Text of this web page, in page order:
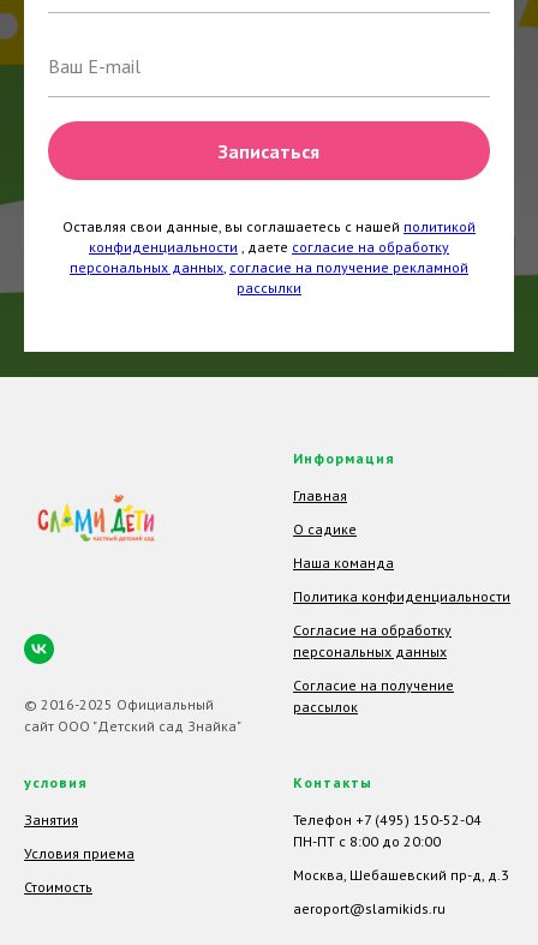
Записаться
Оставляя свои данные, вы соглашаетесь с нашей политикой
конфиденциальности , даете согласие на обработку
персональных данных, согласие на получение рекламной
рассылки
© 2016-2025 Официальный
сайт ООО "Детский сад Знайка"
Информация
Главная
О садике
Наша команда
Политика конфиденциальности
Согласие на обработку
персональных данных
Согласие на получение
рассылок
условия
Занятия
Условия приема
Стоимость
Контакты
Телефон +7 (495) 150-52-04
ПН-ПТ с 8:00 до 20:00
Москва, Шебашевский пр-д, д.3
aeroport@slamikids.ru